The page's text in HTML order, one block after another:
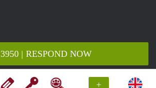
+
€ 3950 | RESPOND NOW